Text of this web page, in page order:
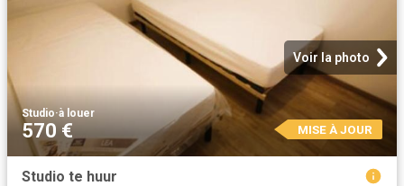
Voir la photo
Studio·à louer
570 € MISE À JOUR
Studio te huur